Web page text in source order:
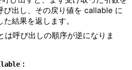
び出し、その戻り値を callable に
結果を返します。
は呼び出しの順序が逆になりま
: